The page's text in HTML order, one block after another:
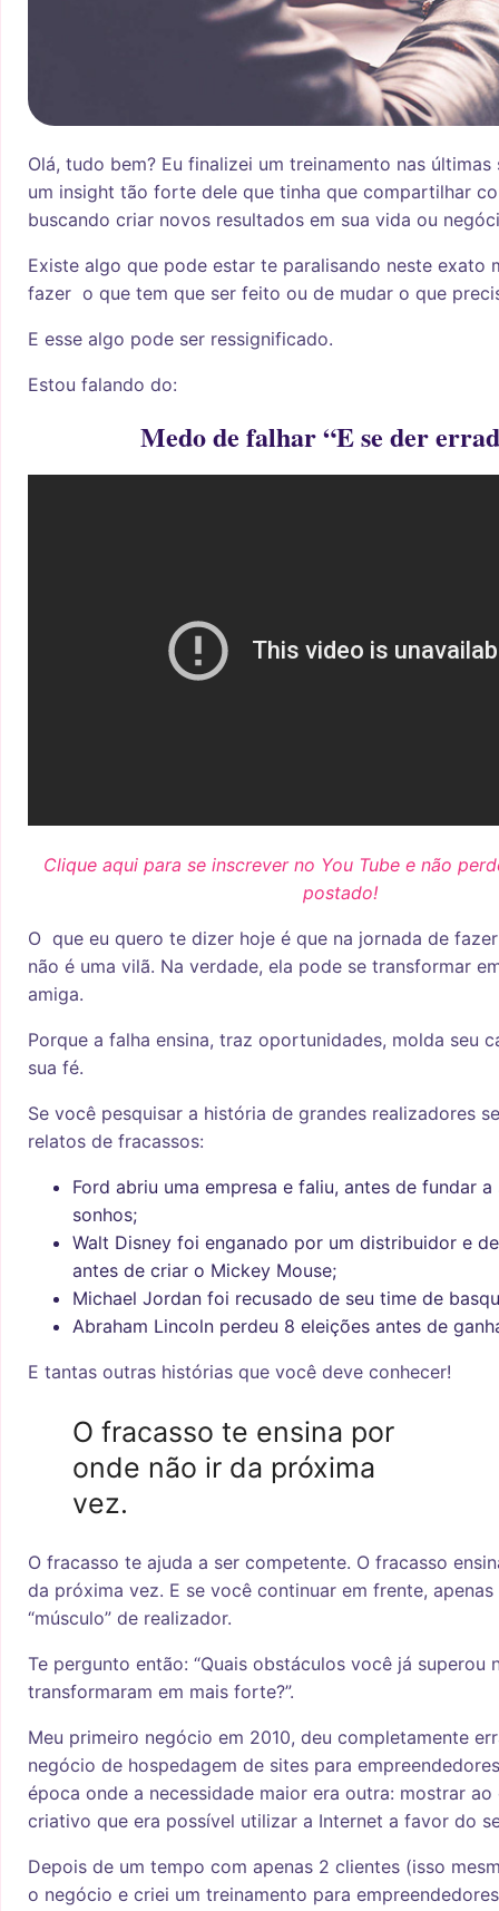
Olá, tudo bem? Eu finalizei um treinamento nas últimas
um insight tão forte dele que tinha que compartilhar
buscando criar novos resultados em sua vida ou
Existe algo que pode estar te paralisando neste exato
fazer o que tem que ser feito ou de mudar o que
E esse algo pode ser ressignificado.
Estou falando do:
Medo de falhar “E se der
Clique aqui para se inscrever no You Tube e não
postado!
O que eu quero te dizer hoje é que na jornada de
não é uma vilã. Na verdade, ela pode se transformar
amiga.
Porque a falha ensina, traz oportunidades, molda seu
sua fé.
Se você pesquisar a história de grandes realizadores
relatos de fracassos:
Ford abriu uma empresa e faliu, antes de fundar
sonhos;
Walt Disney foi enganado por um distribuidor e
antes de criar o Mickey Mouse;
Michael Jordan foi recusado de seu time de
Abraham Lincoln perdeu 8 eleições antes de
E tantas outras histórias que você deve conhecer!
O fracasso te ensina por
onde não ir da próxima
vez.
O fracasso te ajuda a ser competente. O fracasso
da próxima vez. E se você continuar em frente,
“músculo” de realizador.
Te pergunto então: “Quais obstáculos você já superou
transformaram em mais forte?”.
Meu primeiro negócio em 2010, deu completamente
negócio de hospedagem de sites para
época onde a necessidade maior era outra: mostrar ao
criativo que era possível utilizar a Internet a favor do
Depois de um tempo com apenas 2 clientes (isso
o negócio e criei um treinamento para